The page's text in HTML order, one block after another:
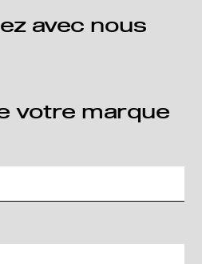
avec nous
votre marque